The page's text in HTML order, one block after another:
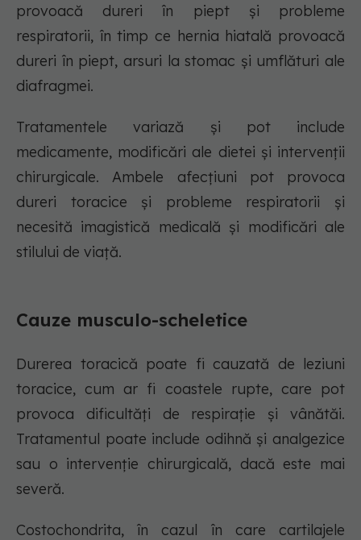
provoacă dureri în piept și probleme
respiratorii, în timp ce hernia hiatală provoacă
dureri în piept, arsuri la stomac și umflături ale
diafragmei.
Tratamentele variază și pot include
medicamente, modificări ale dietei și intervenții
chirurgicale. Ambele afecțiuni pot provoca
dureri toracice și probleme respiratorii și
necesită imagistică medicală și modificări ale
stilului de viață.
Cauze musculo-scheletice
Durerea toracică poate fi cauzată de leziuni
toracice, cum ar fi coastele rupte, care pot
provoca dificultăți de respirație și vânătăi.
Tratamentul poate include odihnă și analgezice
sau o intervenție chirurgicală, dacă este mai
severă.
Costochondrita, în cazul în care cartilajele